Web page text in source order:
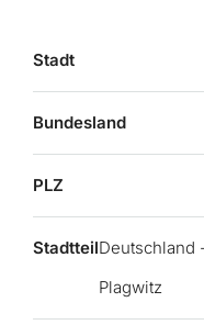
Stadt
Bundesland
PLZ
StadtteilDeutschland
Plagwitz